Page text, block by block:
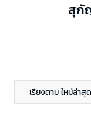
สุกั
เรียงตาม ใหม่ล่าสุด